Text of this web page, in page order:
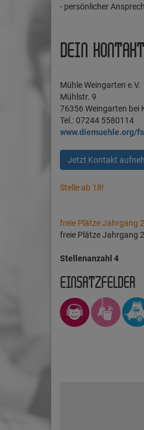
- persönlicher
DEIN KONTAKT
Mühle Weingarten e.V.
Mühlstr. 9
76356 Weingarten bei
Tel.: 07244 5580114
www.diemuehle.org/
Jetzt Kontakt
Stelle ab 18!
freie Plätze Jahrgang
freie Plätze Jahrgang
Stellenanzahl 4
EINSATZFELDER